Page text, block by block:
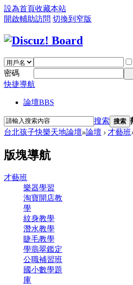
設為首頁收藏本站
開啟輔助訪問 切換到窄版
密碼
快捷導航
論壇BBS
搜索 搜索
台北孩子快樂天地論壇»論壇 › 才藝班›
版塊導航
才藝班
樂器學習
淘寶開店教
學
紋身教學
潛水教學
睫毛教學
學翡翠鑑定
公職補習班
國小數學題
庫